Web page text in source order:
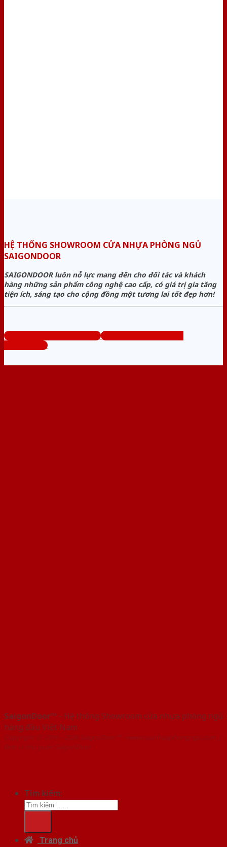
HỆ THỐNG SHOWROOM CỬA NHỰA PHÒNG NGỦ
SAIGONDOOR
SAIGONDOOR luôn nỗ lực mang đến cho đối tác và khách
hàng những sản phẩm công nghệ cao cấp, có giá trị gia tăng
tiện ích, sáng tạo cho cộng đồng một tương lai tốt đẹp hơn!
www.cuanhuaphongngu.com
Tổng đài tư vấn miễn phí:
0824.400.400
SaigonDoor™ - Hệ thống Showroom cửa nhựa phòng ngủ
hàng đầu Việt Nam
Copyright ⓒ 2016 – 2026 SaigonDoor™ - www.cuanhuaphongngu.com |
Đơn vị chủ quản SaigonDoor
Tìm kiếm:
Trang chủ